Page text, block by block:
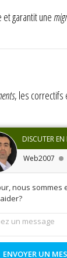
garantit une
, les correctifs
la stabilité
Commandes
Adresses
DISCUTER EN
Web2007
nous sommes